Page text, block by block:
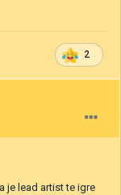
2
je lead artist te igre